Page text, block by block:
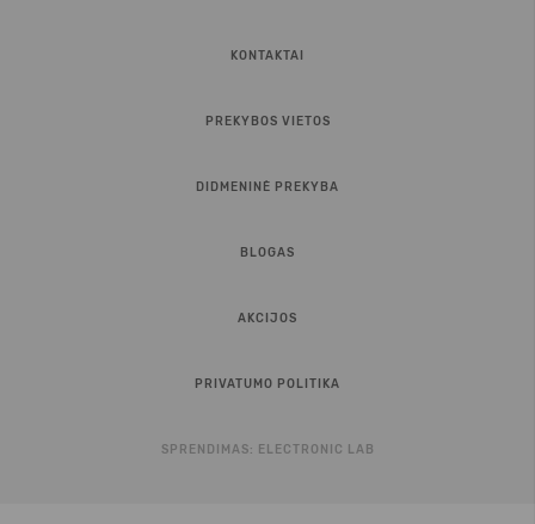
KONTAKTAI
PREKYBOS VIETOS
DIDMENINĖ PREKYBA
BLOGAS
AKCIJOS
PRIVATUMO POLITIKA
SPRENDIMAS: ELECTRONIC LAB